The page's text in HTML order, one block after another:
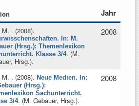
Jahr
M. . (2008).
In: M.
(Hrsg.): Themenlexikon
Klasse 3/4. (M.
Hrsg.).
2008
M. . (2008). Neue Medien. In:
(Hrsg.):
Sachunterricht.
3/4. (M. Gebauer, Hrsg.).
2008